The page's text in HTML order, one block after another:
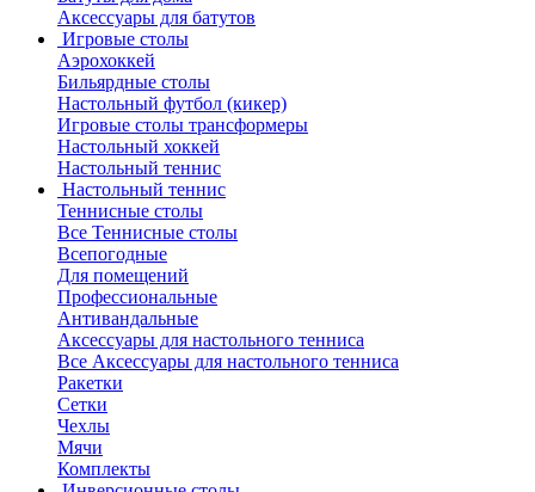
Аксессуары для батутов
Игровые столы
Аэрохоккей
Бильярдные столы
Настольный футбол (кикер)
Игровые столы трансформеры
Настольный хоккей
Настольный теннис
Настольный теннис
Теннисные столы
Все Теннисные столы
Всепогодные
Для помещений
Профессиональные
Антивандальные
Аксессуары для настольного тенниса
Все Аксессуары для настольного тенниса
Ракетки
Сетки
Чехлы
Мячи
Комплекты